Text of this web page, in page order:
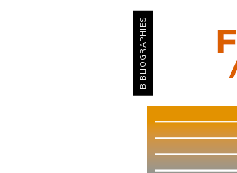
BIBLIOGRAPHIES